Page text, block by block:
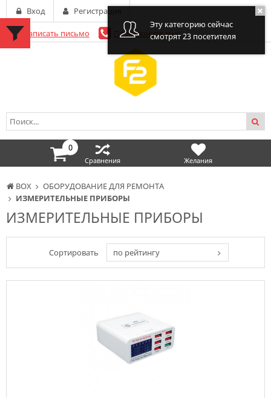
BOX
ОБОРУДОВАНИЕ ДЛЯ РЕМОНТА
ИЗМЕРИТЕЛЬНЫЕ ПРИБОРЫ
ИЗМЕРИТЕЛЬНЫЕ ПРИБОРЫ
Сортировать по рейтингу
Написать письмо Перезвоните мне
Вход Регистрация
0
Сравнения Желания
Эту категорию сейчас
смотрят 23 посетителя